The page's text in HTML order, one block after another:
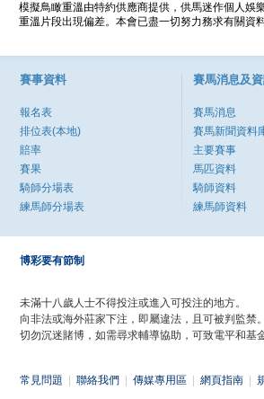
模擬鳥瞰重溫由特約供應商提供，供馬迷作個人娛
重溫片段出現偏差。本會已盡一切努力務求有關資
賽事資料
報名表
排位表(本地)
賠率
賽果
騎師分場表
練馬師分場表
賽馬消息及
賽馬消息
賽馬新聞資料
主要賽事
馬匹資料
騎師資料
練馬師資料
博彩要有節制
未滿十八歲人士不得投注或進入可投注的地方。
向非法或海外莊家下注，即屬違法，且可被判監禁。
切勿沉迷賭博，如需尋求輔導協助，可致電平和基
常見問題 聯絡我們 傳媒專用區 網頁指南